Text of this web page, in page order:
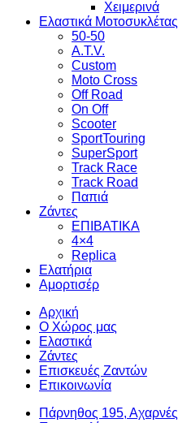
Χειμερινά
Ελαστικά Μοτοσυκλέτας
50-50
A.T.V.
Custom
Moto Cross
Off Road
On Off
Scooter
SportTouring
SuperSport
Track Race
Track Road
Παπιά
Ζάντες
ΕΠΙΒΑΤΙΚΑ
4×4
Replica
Ελατήρια
Αμορτισέρ
Αρχική
Ο Χώρος μας
Ελαστικά
Ζάντες
Επισκευές Ζαντών
Επικοινωνία
Πάρνηθος 195, Αχαρνές